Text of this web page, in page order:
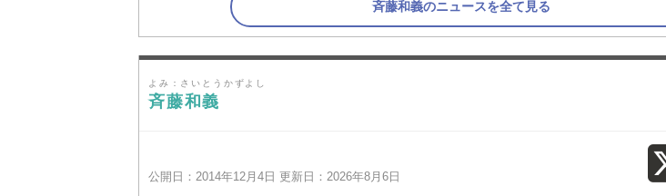
斉藤和義のニュースを全て見る
よみ：さいとうかずよし
斉藤和義
公開日：2014年12月4日 更新日：2026年8月6日